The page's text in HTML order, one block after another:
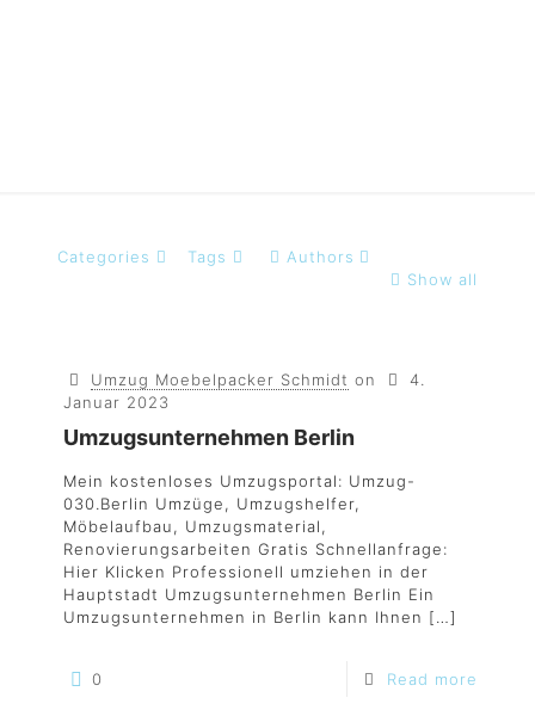
Categories Tags
Authors
Show all
Umzug Moebelpacker Schmidt on
4.
Januar 2023
Umzugsunternehmen Berlin
Mein kostenloses Umzugsportal: Umzug-
030.Berlin Umzüge, Umzugshelfer,
Möbelaufbau, Umzugsmaterial,
Renovierungsarbeiten Gratis Schnellanfrage:
Hier Klicken Professionell umziehen in der
Hauptstadt Umzugsunternehmen Berlin Ein
Umzugsunternehmen in Berlin kann Ihnen […]
0 Read more